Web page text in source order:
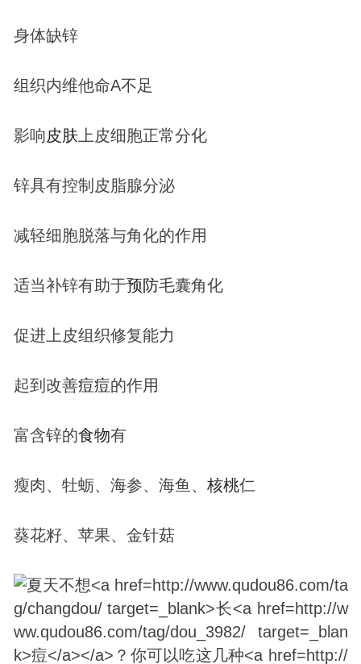
身体缺锌
组织内维他命A不足
影响皮肤上皮细胞正常分化
锌具有控制皮脂腺分泌
减轻细胞脱落与角化的作用
适当补锌有助于预防毛囊角化
促进上皮组织修复能力
起到改善痘痘的作用
富含锌的食物有
瘦肉、牡蛎、海参、海鱼、 核桃仁
葵花籽、苹果、金针菇